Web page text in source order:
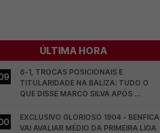
ÚLTIMA HORA
6-1, TROCAS POSICIONAIS E
TITULARIDADE NA BALIZA: TUDO O
QUE DISSE MARCO SILVA APÓS
EXCLUSIVO GLORIOSO 1904 - BENFICA
VAI AVALIAR MÉDIO DA PRIMEIRA LIGA